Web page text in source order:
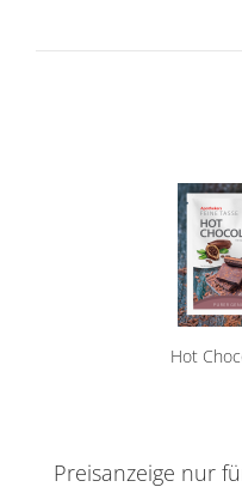
Hot
Preisanzeige nur